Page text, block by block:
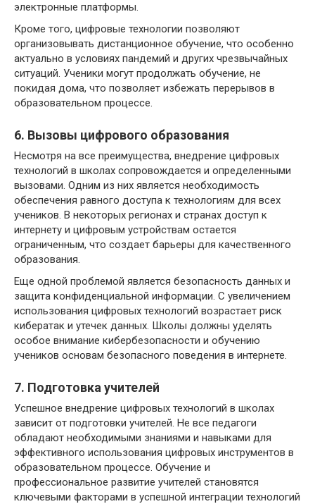
электронные платформы.
Кроме того, цифровые технологии позволяют
организовывать дистанционное обучение, что особенно
актуально в условиях пандемий и других чрезвычайных
ситуаций. Ученики могут продолжать обучение, не
покидая дома, что позволяет избежать перерывов в
образовательном процессе.
6. Вызовы цифрового образования
Несмотря на все преимущества, внедрение цифровых
технологий в школах сопровождается и определенными
вызовами. Одним из них является необходимость
обеспечения равного доступа к технологиям для всех
учеников. В некоторых регионах и странах доступ к
интернету и цифровым устройствам остается
ограниченным, что создает барьеры для качественного
образования.
Еще одной проблемой является безопасность данных и
защита конфиденциальной информации. С увеличением
использования цифровых технологий возрастает риск
кибератак и утечек данных. Школы должны уделять
особое внимание кибербезопасности и обучению
учеников основам безопасного поведения в интернете.
7. Подготовка учителей
Успешное внедрение цифровых технологий в школах
зависит от подготовки учителей. Не все педагоги
обладают необходимыми знаниями и навыками для
эффективного использования цифровых инструментов в
образовательном процессе. Обучение и
профессиональное развитие учителей становятся
ключевыми факторами в успешной интеграции технологий